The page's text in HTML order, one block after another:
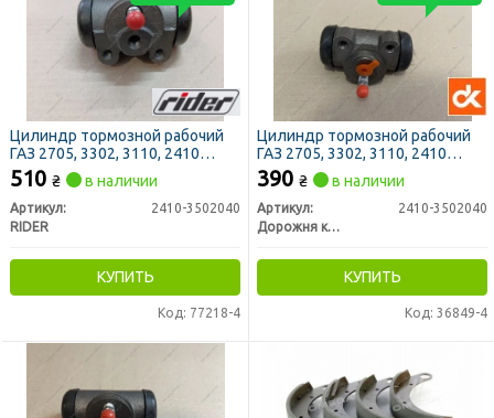
Цилиндр тормозной рабочий
ГАЗ 2705, 3302, 3110, 2410
задний d 10мм (RIDER)
510 ₴ в наличии
Артикул:
2410-3502040
RIDER
КУПИТЬ
Код: 77218-4
Цилиндр тормозной рабочий
ГАЗ 2705, 3302, 3110, 2410
задний d 10мм (ДК)
390 ₴ в наличии
Артикул:
2410-3502040
Дорожня карта
КУПИТЬ
Код: 36849-4